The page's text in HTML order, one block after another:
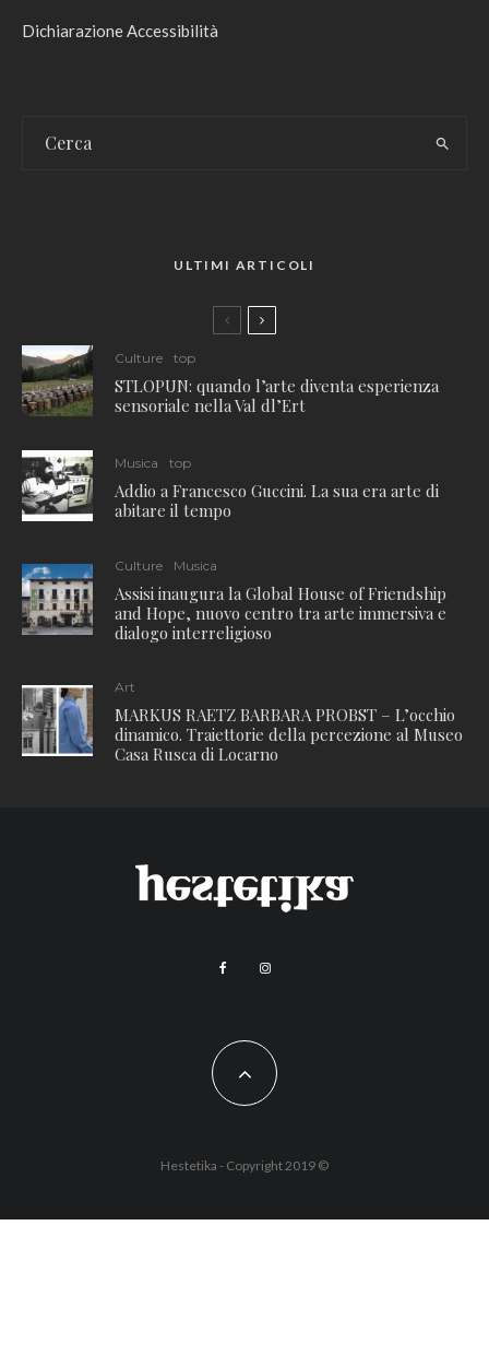
Dichiarazione Accessibilità
ULTIMI ARTICOLI
Culture top
STLOPUN: quando l’arte diventa esperienza
sensoriale nella Val dl’Ert
Musica top
Addio a Francesco Guccini. La sua era arte di
abitare il tempo
Culture Musica
Assisi inaugura la Global House of Friendship
and Hope, nuovo centro tra arte immersiva e
dialogo interreligioso
Art
MARKUS RAETZ BARBARA PROBST – L’occhio
dinamico. Traiettorie della percezione al Museo
Casa Rusca di Locarno
Hestetika - Copyright 2019 ©